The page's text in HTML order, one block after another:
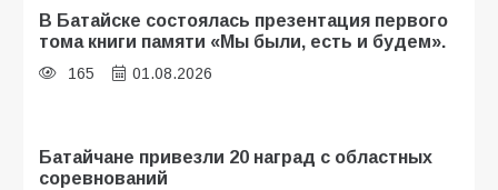
В Батайске состоялась презентация первого
тома книги памяти «Мы были, есть и будем».
165 01.08.2026
Батайчане привезли 20 наград с областных
соревнований